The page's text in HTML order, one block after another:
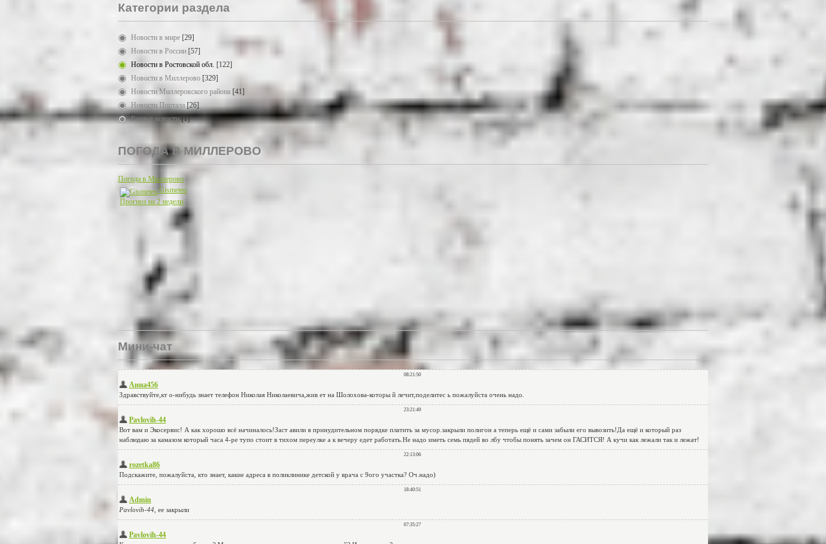
Категории раздела
Новости в мире [29]
Новости в России [57]
Новости в Ростовской обл. [122]
Новости в Миллерово [329]
Новости Миллеровского района [41]
Новости Портала [26]
Разные новости [1]
ПОГОДА В МИЛЛЕРОВО
Погода в Миллерово
Gismeteo
Прогноз на 2 недели
Мини-чат